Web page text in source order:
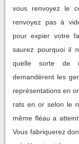
vous renvoyez le
renvoyez pas à
pour expier votre
saurez pourquoi il
quelle sorte de
demandèrent les
représentations en
rats en or selon le
même fléau a
Vous fabriquerez